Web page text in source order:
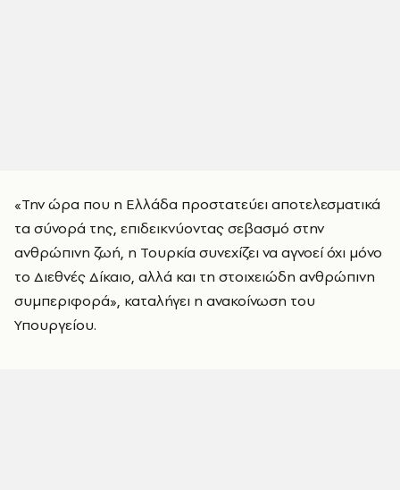
«Την ώρα που η Ελλάδα προστατεύει αποτελεσματικά
τα σύνορά της, επιδεικνύοντας σεβασμό στην
ανθρώπινη ζωή, η Τουρκία συνεχίζει να αγνοεί όχι μόνο
το Διεθνές Δίκαιο, αλλά και τη στοιχειώδη ανθρώπινη
συμπεριφορά», καταλήγει η ανακοίνωση του
Υπουργείου.